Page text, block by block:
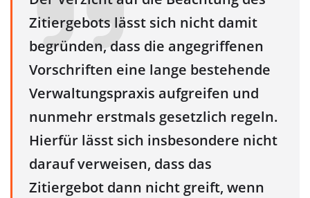
Zitiergebots lässt sich nicht damit
begründen, dass die angegriffenen
Vorschriften eine lange bestehende
Verwaltungspraxis aufgreifen und
nunmehr erstmals gesetzlich regeln.
Hierfür lässt sich insbesondere nicht
darauf verweisen, dass das
Zitiergebot dann nicht greift, wenn